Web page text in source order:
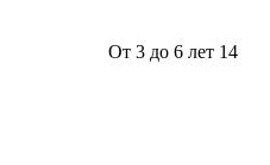
От 3 до 6 лет 14